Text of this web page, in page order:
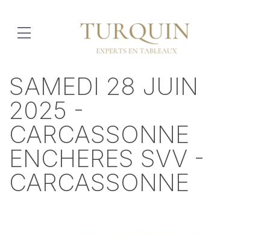
SAMEDI 28 JUIN
2025 -
CARCASSONNE
ENCHERES SVV -
CARCASSONNE